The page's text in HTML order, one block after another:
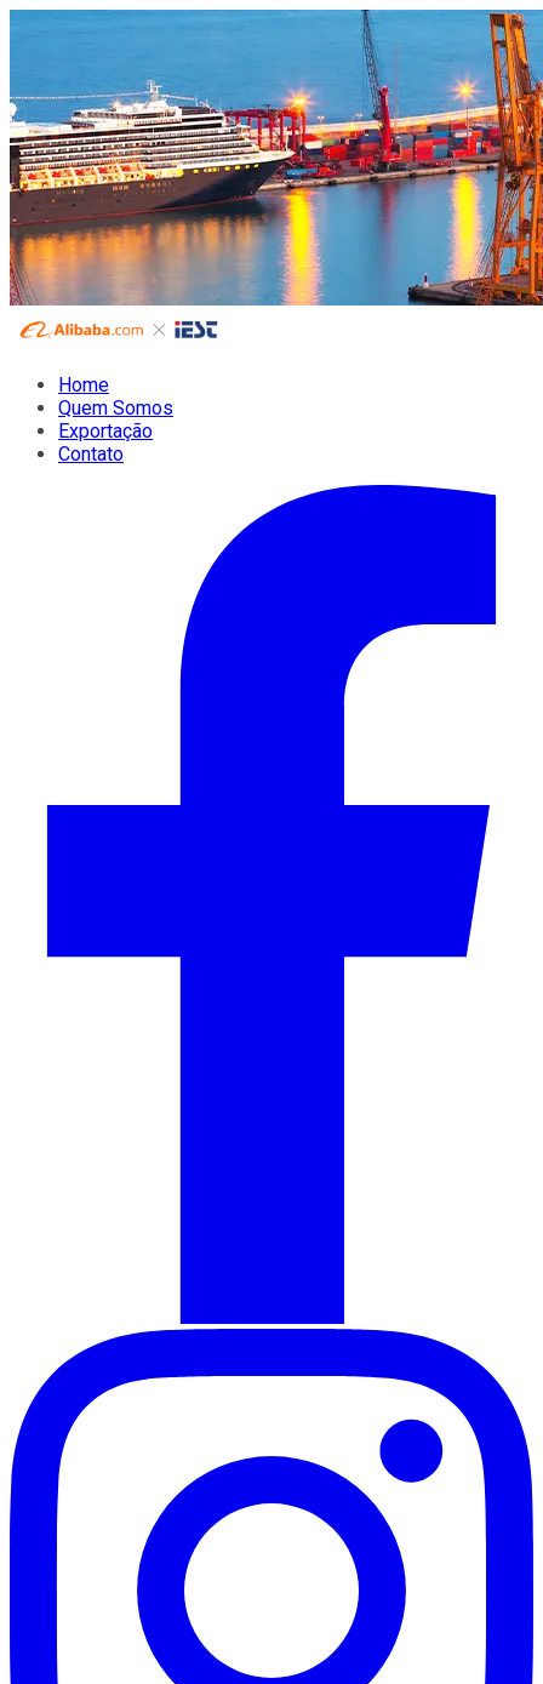
Home
Quem Somos
Exportação
Contato